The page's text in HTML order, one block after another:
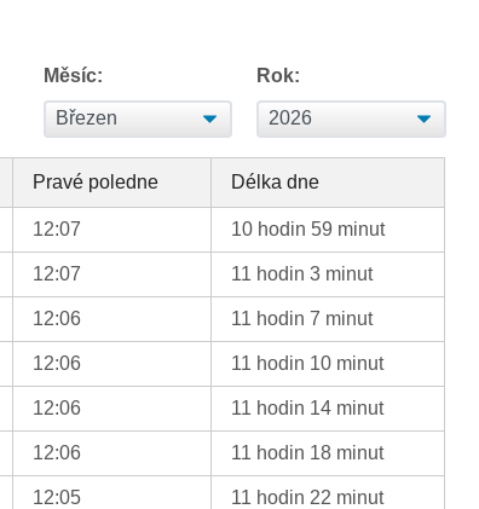
Měsíc: Rok:
Pravé poledne Délka dne
12:07 10 hodin 59 minut
12:07 11 hodin 3 minut
12:06 11 hodin 7 minut
12:06 11 hodin 10 minut
12:06 11 hodin 14 minut
12:06 11 hodin 18 minut
12:05 11 hodin 22 minut